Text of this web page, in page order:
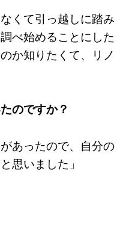
くて引っ越しに踏み
べ始めることにした
か知りたくて、リノ
のですか？
あったので、自分の
思いました」